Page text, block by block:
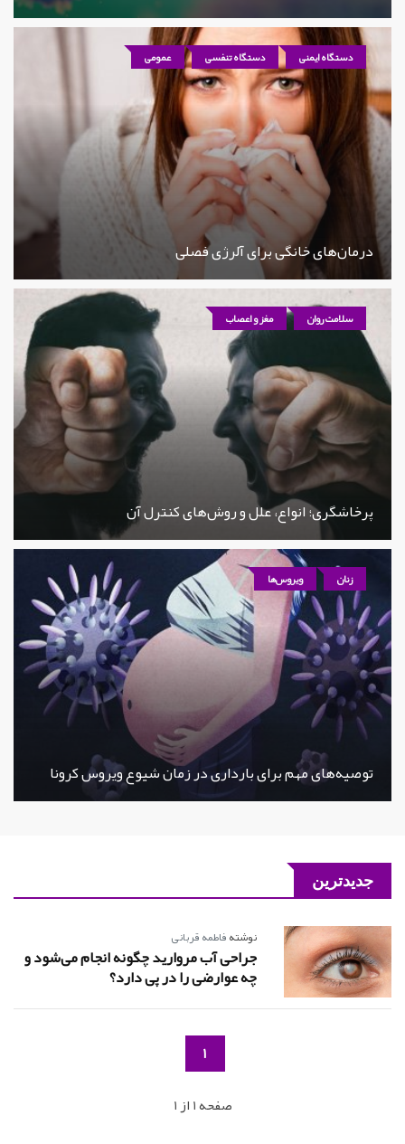
دستگاه ایمنی دستگاه تنفسی عمومی
درمان‌های خانگی برای آلرژی فصلی
سلامت روان مغز و اعصاب
پرخاشگری؛ انواع، علل و روش‌های کنترل آن
زنان ویروس‌ها
توصیه‌های مهم برای بارداری در زمان شیوع ویروس کرونا
جدیدترین
نوشتهفاطمه قربانی
جراحی آب مروارید چگونه انجام می‌شود و
چه عوارضی را در پی دارد؟
1
صفحه 1 از 1